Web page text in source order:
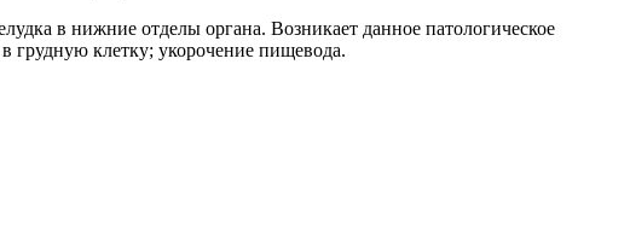
в нижние отделы органа. Возникает данное патологическое
грудную клетку; укорочение пищевода.